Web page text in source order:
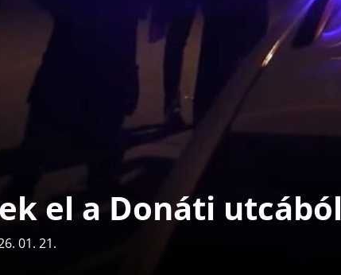
el a Donáti utcából
01. 21.